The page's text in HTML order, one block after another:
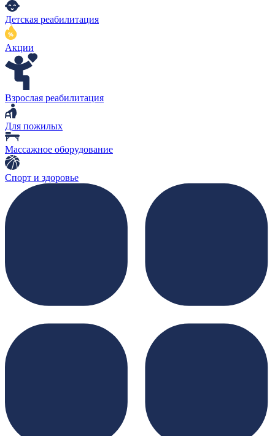
Детская реабилитация
Акции
Взрослая реабилитация
Для пожилых
Массажное оборудование
Спорт и здоровье